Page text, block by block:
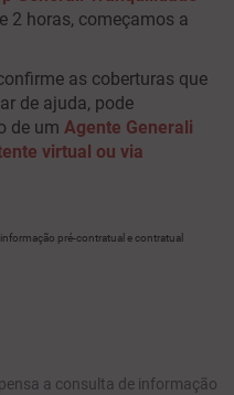
2 horas, começamos a
as coberturas que
de ajuda, pode
de um Agente Generali
virtual ou via
pré-contratual e contratual
a consulta de informação